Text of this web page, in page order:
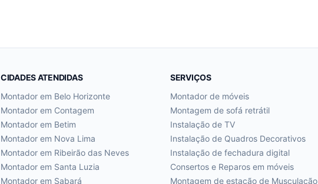
CIDADES ATENDIDAS
Montador em Belo Horizonte
Montador em Contagem
Montador em Betim
Montador em Nova Lima
Montador em Ribeirão das Neves
Montador em Santa Luzia
Montador em Sabará
SERVIÇOS
Montador de móveis
Montagem de sofá retrátil
Instalação de TV
Instalação de Quadros Decorativos
Instalação de fechadura digital
Consertos e Reparos em móveis
Montagem de estação de Musculação